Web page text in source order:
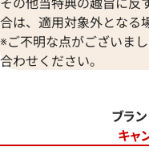
合は、適用対象外となる
※ご不明な点がございま
合わせください。
ブラ
キャ